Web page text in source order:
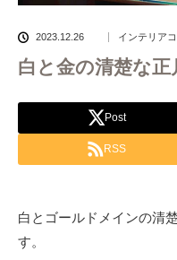
2023.12.26 インテリア
白と金の清楚な
Post
RSS
白とゴールドメインの清
す。